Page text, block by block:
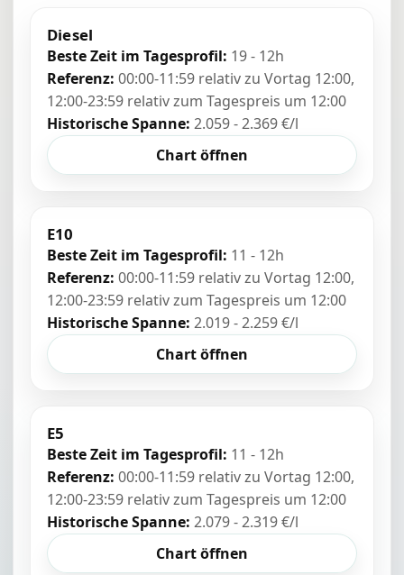
Diesel
Beste Zeit im Tagesprofil: 19 - 12h
Referenz: 00:00-11:59 relativ zu Vortag 12:00,
12:00-23:59 relativ zum Tagespreis um 12:00
Historische Spanne: 2.059 - 2.369 €/l
Chart öffnen
E10
Beste Zeit im Tagesprofil: 11 - 12h
Referenz: 00:00-11:59 relativ zu Vortag 12:00,
12:00-23:59 relativ zum Tagespreis um 12:00
Historische Spanne: 2.019 - 2.259 €/l
Chart öffnen
E5
Beste Zeit im Tagesprofil: 11 - 12h
Referenz: 00:00-11:59 relativ zu Vortag 12:00,
12:00-23:59 relativ zum Tagespreis um 12:00
Historische Spanne: 2.079 - 2.319 €/l
Chart öffnen